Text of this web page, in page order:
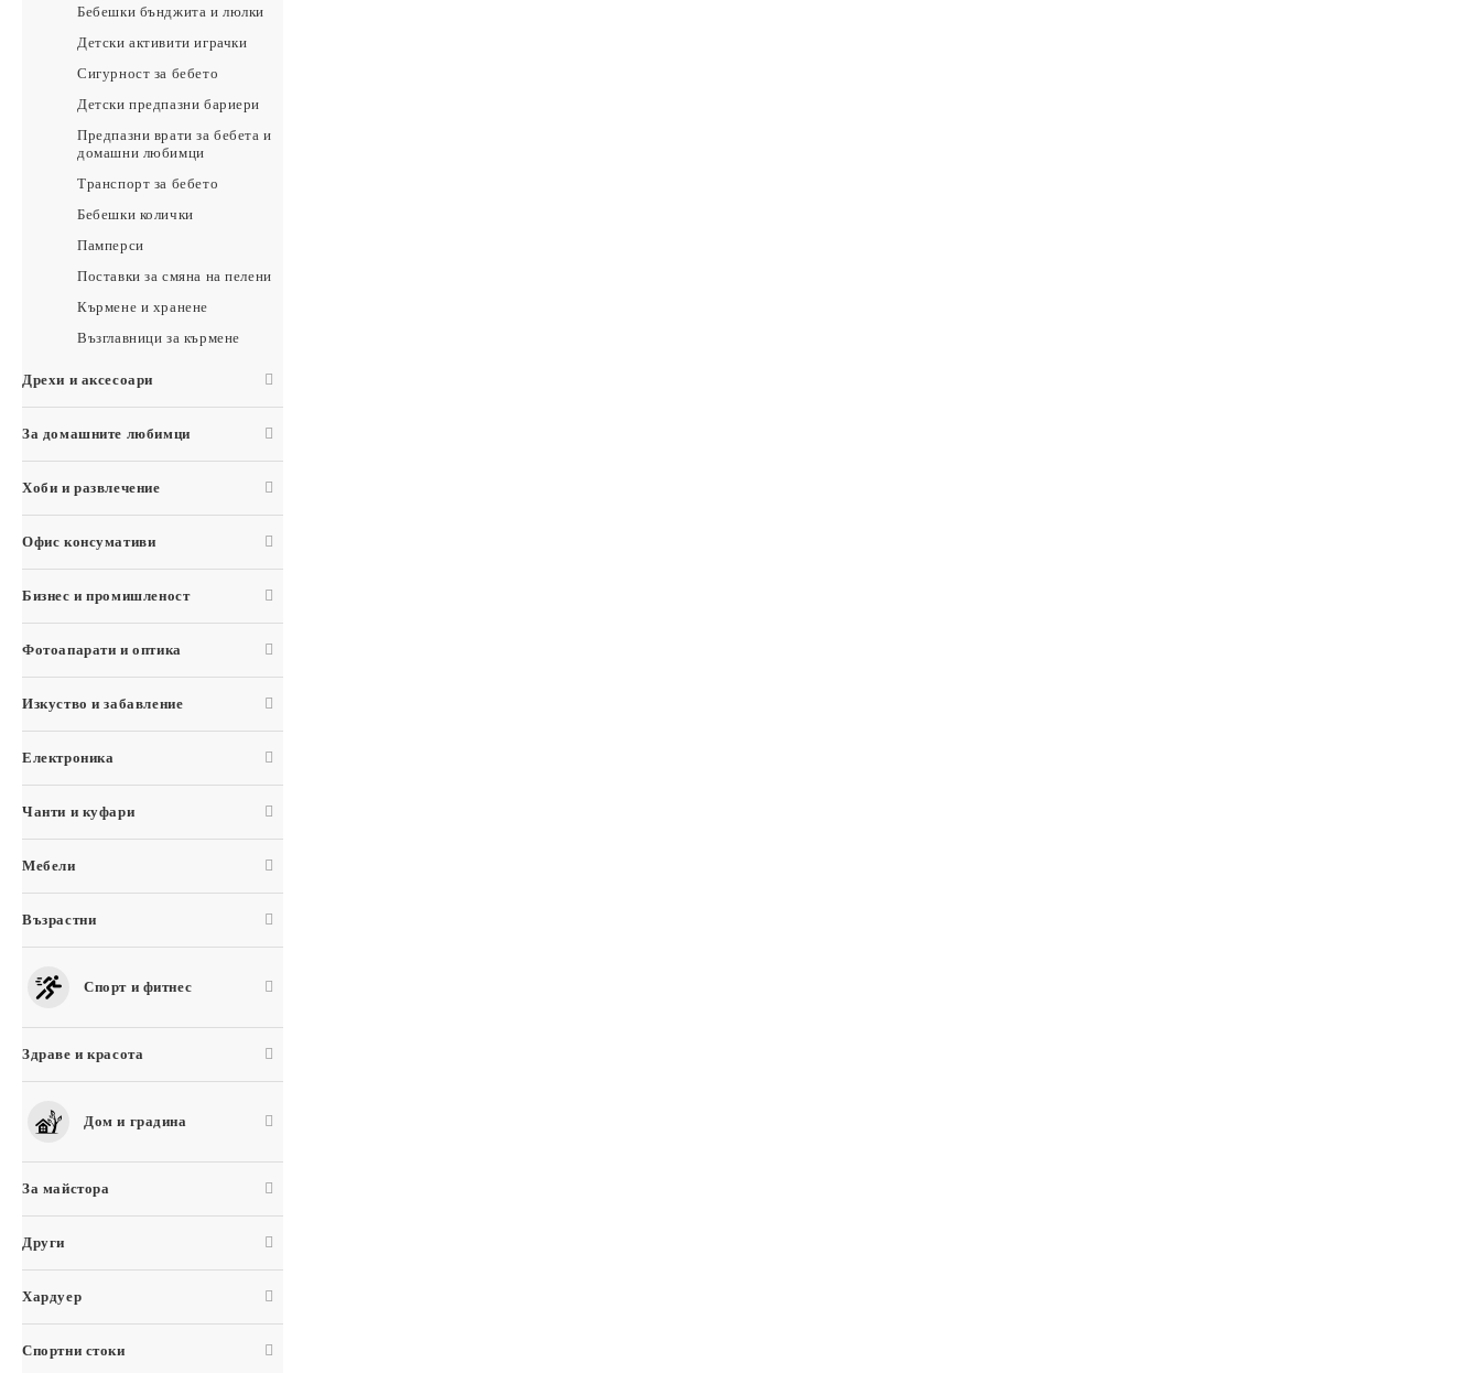
Бебешки бънджита и люлки
Детски активити играчки
Сигурност за бебето
Детски предпазни бариери
Предпазни врати за бебета и
домашни любимци
Транспорт за бебето
Бебешки колички
Памперси
Поставки за смяна на пелени
Кърмене и хранене
Възглавници за кърмене
Дрехи и аксесоари
За домашните любимци
Хоби и развлечение
Офис консумативи
Бизнес и промишленост
Фотоапарати и оптика
Изкуство и забавление
Електроника
Чанти и куфари
Мебели
Възрастни
Спорт и фитнес
Здраве и красота
Дом и градина
За майстора
Други
Хардуер
Спортни стоки